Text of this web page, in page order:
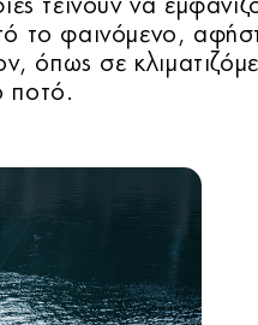
τείνουν να
το φαινόμενο,
όπως σε
ποτό.